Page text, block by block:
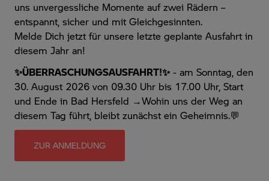
uns unvergessliche Momente auf zwei Rädern –
entspannt, sicher und mit Gleichgesinnten.
Melde Dich jetzt für unsere letzte geplante Ausfahrt in
diesem Jahr an!
✨ÜBERRASCHUNGSAUSFAHRT!✨- am Sonntag, den
30. August 2026 von 09.30 Uhr bis 17.00 Uhr, Start
und Ende in Bad Hersfeld →Wohin uns der Weg an
diesem Tag führt, bleibt zunächst ein Geheimnis.💬
ZUR ANMELDUNG